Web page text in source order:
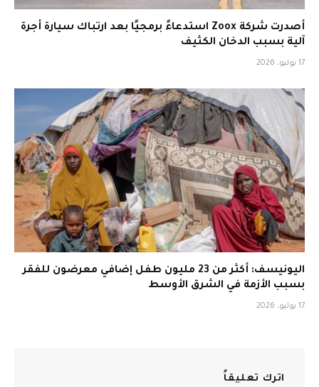
أصدرت شركة Zoox استدعاءً برمجيًا بعد ارتباك سيارة أجرة
آلية بسبب الدخان الكثيف
17 يوليو، 2026
اليونيسف: أكثر من 23 مليون طفل إضافي معرضون للفقر
بسبب الأزمة في الشرق الأوسط
17 يوليو، 2026
اترك تعليقاً